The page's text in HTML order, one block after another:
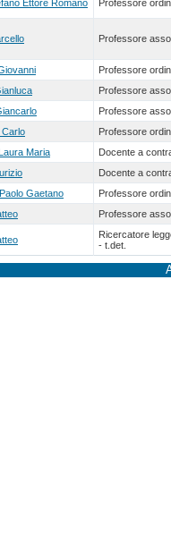
Ettore Romano Professore
Professore
Professore
Professore
Professore
Carlo
Professore
Maria
Docente a
Docente a
Gaetano
Professore
Professore
Ricercatore
- t.det.